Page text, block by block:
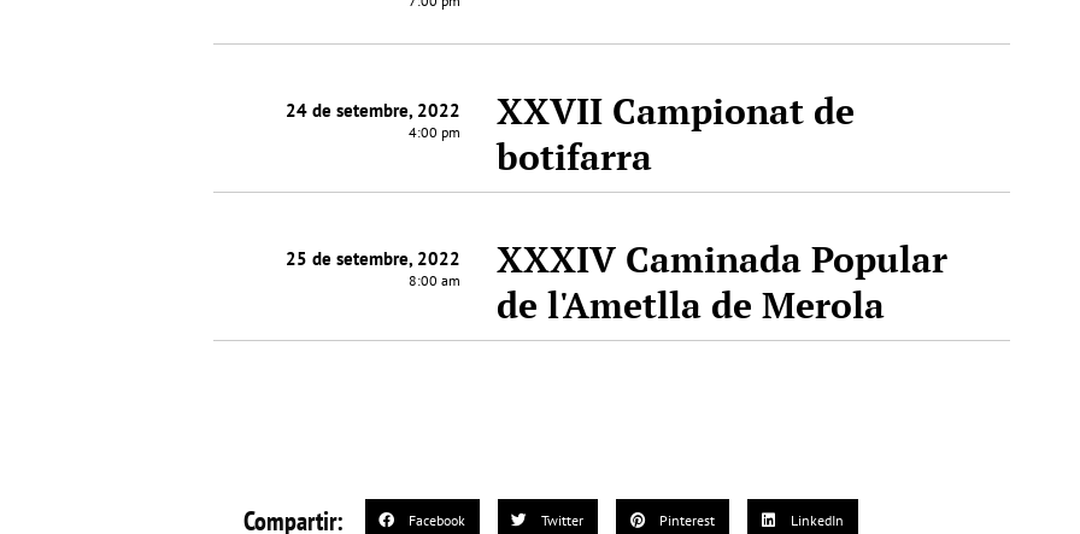
24 de setembre, 2022
4:00 pm
XXVII Campionat de
botifarra
25 de setembre, 2022
8:00 am
XXXIV Caminada Popular
de l'Ametlla de Merola
Compartir: Facebook Twitter Pinterest LinkedIn